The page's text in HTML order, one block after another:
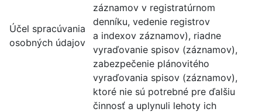
Účel spracúvania
osobných údajov
záznamov v registratúrnom
denníku, vedenie registrov
a indexov záznamov), riadne
vyraďovanie spisov (záznamov),
zabezpečenie plánovitého
vyraďovania spisov (záznamov),
ktoré nie sú potrebné pre ďalšiu
činnosť a uplynuli lehoty ich